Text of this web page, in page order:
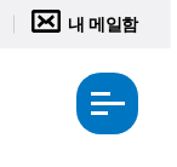
내 메일함
전
체